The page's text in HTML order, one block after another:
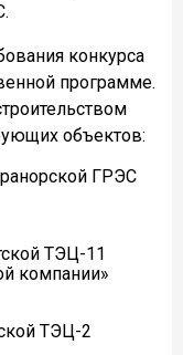
конкурса
программе.
объектов:
ГРЭС
ТЭЦ-11
компании»
ТЭЦ-2